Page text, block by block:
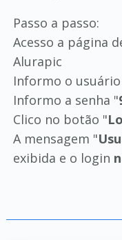
Passo a passo:
Acesso a página
Alurapic
Informo o
Informo a senha "
Clico no botão "
A mensagem "
exibida e o login